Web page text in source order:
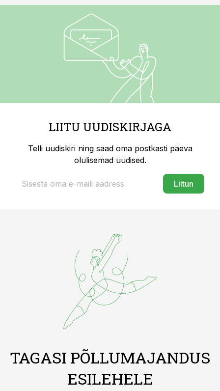
LIITU UUDISKIRJAGA
Telli uudiskiri ning saad oma postkasti päeva
olulisemad uudised.
Liitun
TAGASI PÕLLUMAJANDUS
ESILEHELE